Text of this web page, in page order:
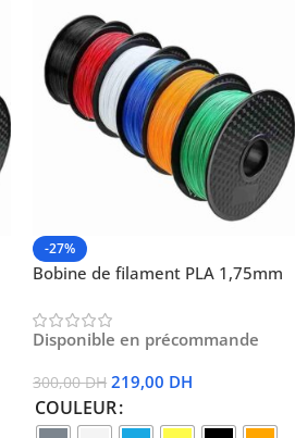
-27%
Bobine de filament PLA 1,75mm
Disponible en précommande
300,00DH 219,00 DH
COULEUR